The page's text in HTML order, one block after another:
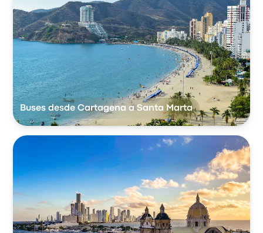
Buses desde Cartagena a Santa Marta